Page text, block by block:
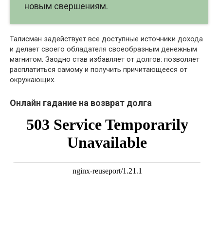
новым свершениям.
Талисман задействует все доступные источники дохода
и делает своего обладателя своеобразным денежным
магнитом. Заодно став избавляет от долгов: позволяет
расплатиться самому и получить причитающееся от
окружающих.
Онлайн гадание на возврат долга